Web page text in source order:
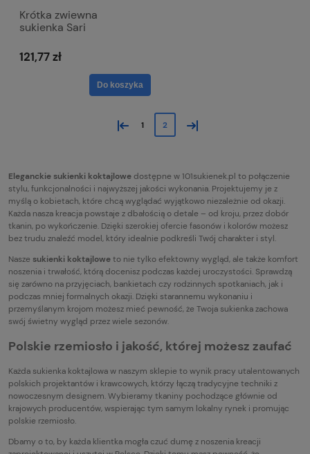
Krótka zwiewna
sukienka Sari
121,77 zł
Do koszyka
« 1 2 »
Eleganckie sukienki koktajlowedostępne w 101sukienek.pl to połączenie
stylu, funkcjonalności i najwyższej jakości wykonania. Projektujemy je z
myślą o kobietach, które chcą wyglądać wyjątkowo niezależnie od okazji.
Każda nasza kreacja powstaje z dbałością o detale – od kroju, przez dobór
tkanin, po wykończenie. Dzięki szerokiej ofercie fasonów i kolorów możesz
bez trudu znaleźć model, który idealnie podkreśli Twój charakter i styl.
Nasze sukienki koktajloweto nie tylko efektowny wygląd, ale także komfort
noszenia i trwałość, którą docenisz podczas każdej uroczystości. Sprawdzą
się zarówno na przyjęciach, bankietach czy rodzinnych spotkaniach, jak i
podczas mniej formalnych okazji. Dzięki starannemu wykonaniu i
przemyślanym krojom możesz mieć pewność, że Twoja sukienka zachowa
swój świetny wygląd przez wiele sezonów.
Polskie rzemiosło i jakość, której możesz zaufać
Każda sukienka koktajlowa w naszym sklepie to wynik pracy utalentowanych
polskich projektantów i krawcowych, którzy łączą tradycyjne techniki z
nowoczesnym designem. Wybieramy tkaniny pochodzące głównie od
krajowych producentów, wspierając tym samym lokalny rynek i promując
polskie rzemiosło.
Dbamy o to, by każda klientka mogła czuć dumę z noszenia kreacji